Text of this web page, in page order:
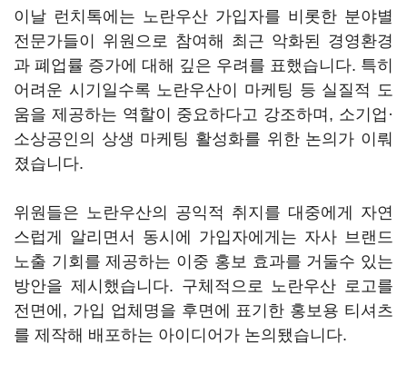
이날 런치톡에는 노란우산 가입자를 비롯한 분야별
전문가들이 위원으로 참여해 최근 악화된 경영환경
과 폐업률 증가에 대해 깊은 우려를 표했습니다. 특히
어려운 시기일수록 노란우산이 마케팅 등 실질적 도
움을 제공하는 역할이 중요하다고 강조하며, 소기업·
소상공인의 상생 마케팅 활성화를 위한 논의가 이뤄
졌습니다.
위원들은 노란우산의 공익적 취지를 대중에게 자연
스럽게 알리면서 동시에 가입자에게는 자사 브랜드
노출 기회를 제공하는 이중 홍보 효과를 거둘수 있는
방안을 제시했습니다. 구체적으로 노란우산 로고를
전면에, 가입 업체명을 후면에 표기한 홍보용 티셔츠
를 제작해 배포하는 아이디어가 논의됐습니다.